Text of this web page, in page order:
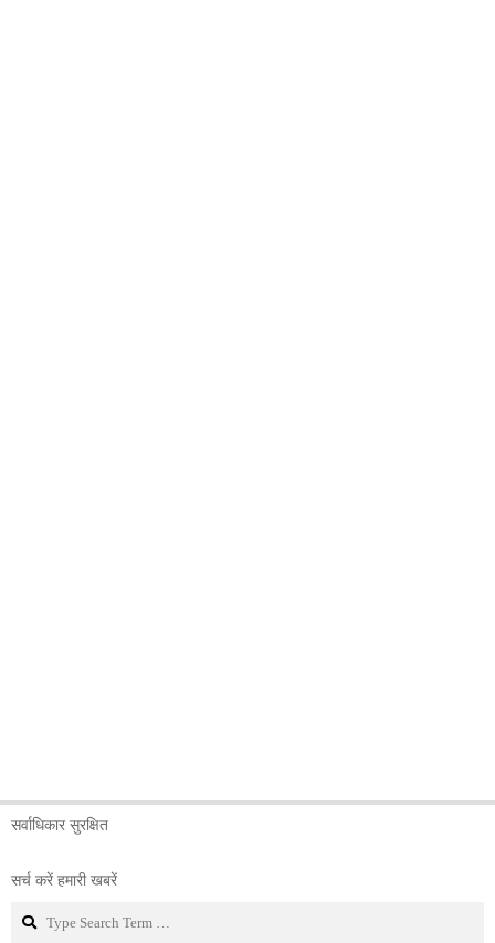
सर्वाधिकार सुरक्षित
सर्च करें हमारी खबरें